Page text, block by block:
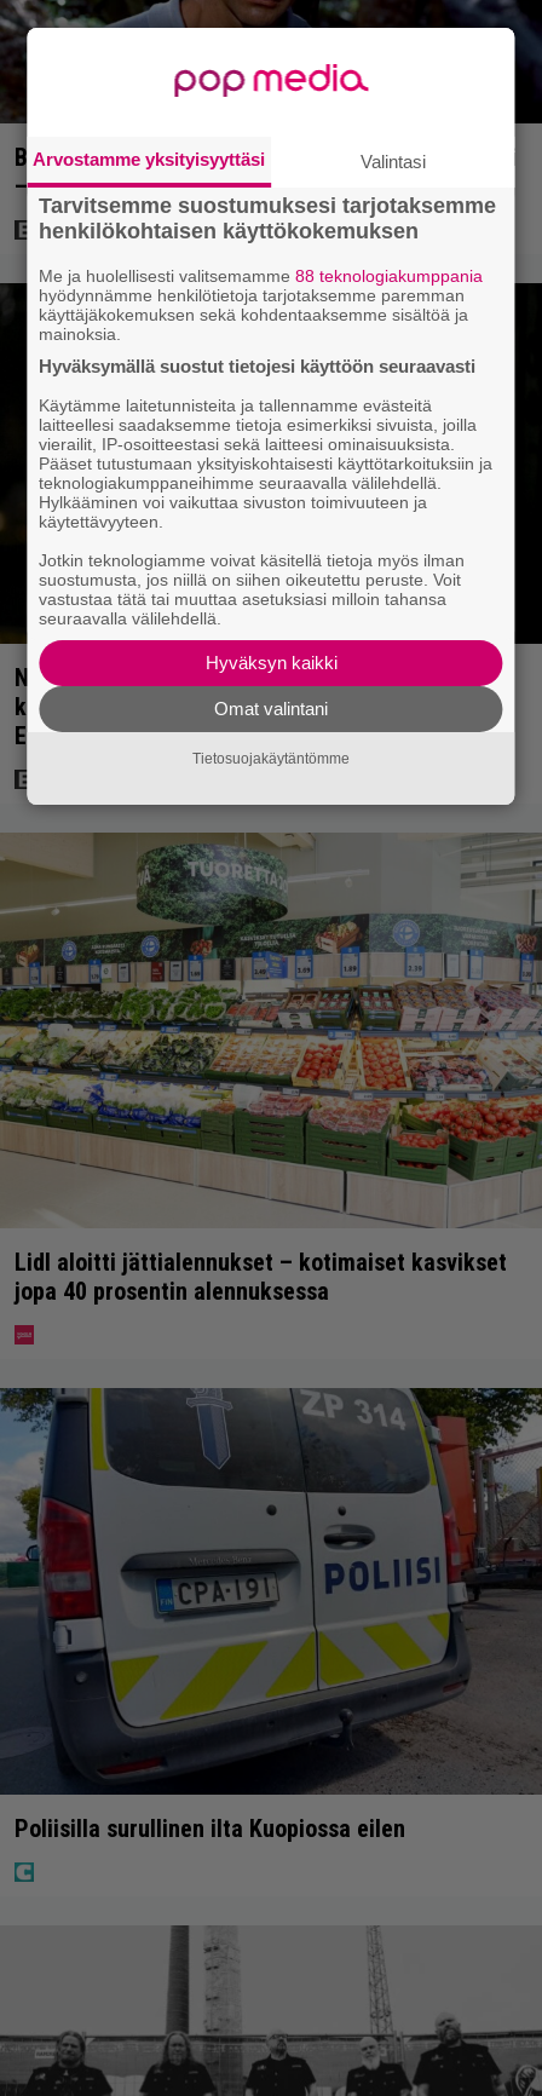
Bond-luojan 68 vuotta sitten lähettämä kirje löytyi
– tältä 007-hahmon piti alun perin näyttää
Netflixissä on nyt upea sarja keskiajan
kuninkaallisten aikakaudelta – keskiössä julma
Englannin hallitsija Henrik VIII
Lidl aloitti jättialennukset – kotimaiset kasvikset
jopa 40 prosentin alennuksessa
Poliisilla surullinen ilta Kuopiossa eilen
Arvostamme yksityisyyttäsi Valintasi
Tarvitsemme suostumuksesi tarjotaksemme
henkilökohtaisen käyttökokemuksen
Me ja huolellisesti valitsemamme88 teknologiakumppania
hyödynnämme henkilötietoja tarjotaksemme paremman
käyttäjäkokemuksen sekä kohdentaaksemme sisältöä ja
mainoksia.
Hyväksymällä suostut tietojesi käyttöön seuraavasti
Käytämme laitetunnisteita ja tallennamme evästeitä
laitteellesi saadaksemme tietoja esimerkiksi sivuista, joilla
vierailit, IP-osoitteestasi sekä laitteesi ominaisuuksista.
Pääset tutustumaan yksityiskohtaisesti käyttötarkoituksiin ja
teknologiakumppaneihimme seuraavalla välilehdellä.
Hylkääminen voi vaikuttaa sivuston toimivuuteen ja
käytettävyyteen.
Jotkin teknologiamme voivat käsitellä tietoja myös ilman
suostumusta, jos niillä on siihen oikeutettu peruste. Voit
vastustaa tätä tai muuttaa asetuksiasi milloin tahansa
seuraavalla välilehdellä.
Hyväksyn kaikki
Omat valintani
Tietosuojakäytäntömme